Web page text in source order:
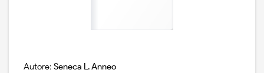
Autore: Seneca L. Anneo